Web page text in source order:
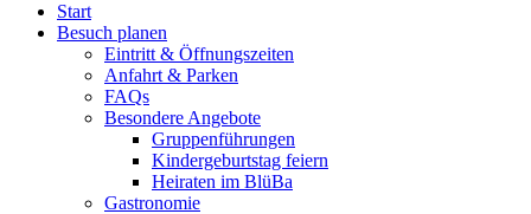
Start
Besuch planen
Eintritt & Öffnungszeiten
Anfahrt & Parken
FAQs
Besondere Angebote
Gruppenführungen
Kindergeburtstag feiern
Heiraten im BlüBa
Gastronomie